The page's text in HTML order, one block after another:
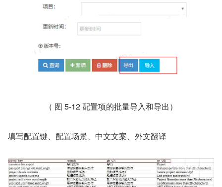
（ 图 5-12 配置项的批量导入和导出）
填写配置键、配置场景、中文文案、外文翻译